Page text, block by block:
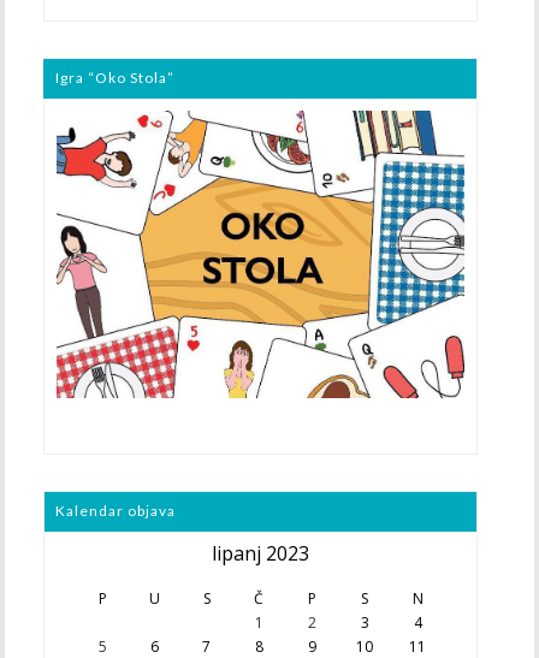
Igra “Oko Stola”
Kalendar objava
lipanj 2023
P U S Č P S N
1 2 3
4
5
6 7 8 9 10
11